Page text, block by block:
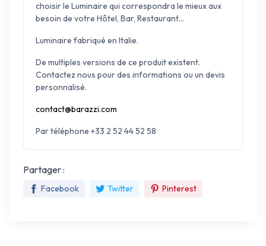
choisir le Luminaire qui correspondra le mieux aux
besoin de votre Hôtel, Bar, Restaurant...
Luminaire fabriqué en Italie.
De multiples versions de ce produit existent.
Contactez nous pour des informations ou un devis
personnalisé.
contact@barazzi.com
Par téléphone +33 2 52 44 52 58
Partager :
Facebook Twitter Pinterest